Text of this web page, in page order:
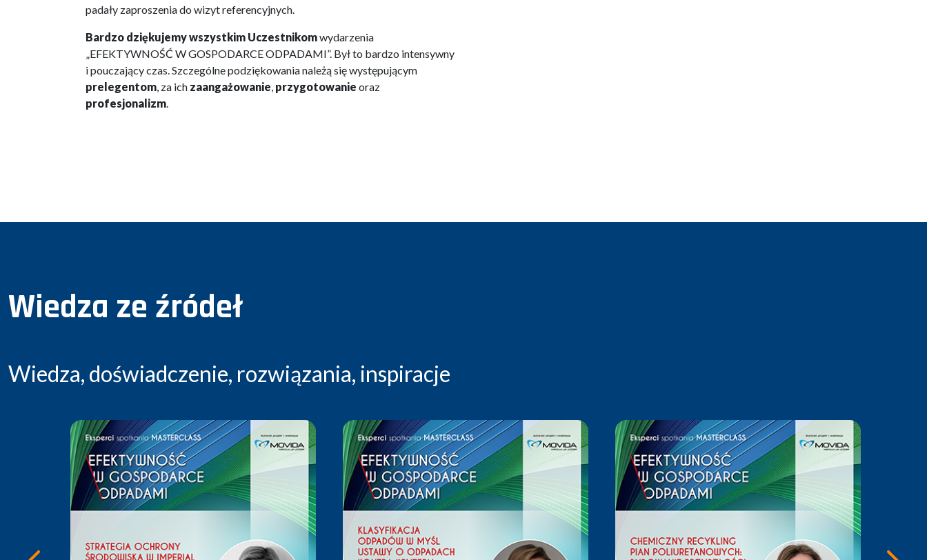
padały zaproszenia do wizyt referencyjnych.
Bardzo dziękujemy wszystkim Uczestnikomwydarzenia
„EFEKTYWNOŚĆ W GOSPODARCE ODPADAMI”. Był to bardzo intensywny
i pouczający czas. Szczególne podziękowania należą się występującym
prelegentom, za ich zaangażowanie, przygotowanie oraz
profesjonalizm.
Wiedza ze źródeł
Wiedza, doświadczenie, rozwiązania, inspiracje